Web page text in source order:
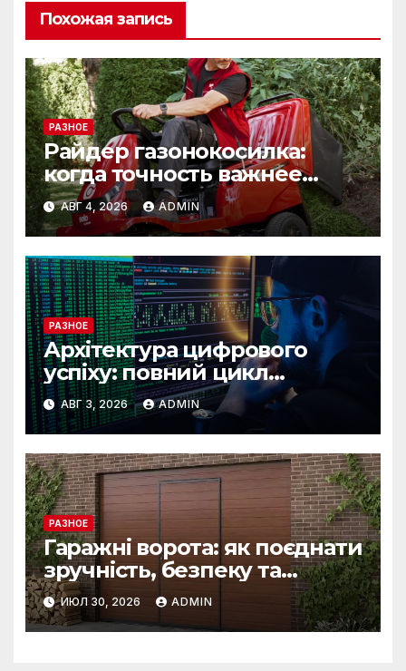
Похожая запись
РАЗНОЕ
Райдер газонокосилка:
когда точность важнее
скорости
АВГ 4, 2026 ADMIN
РАЗНОЕ
Архітектура цифрового
успіху: повний цикл
розробки від IST Group
АВГ 3, 2026 ADMIN
РАЗНОЕ
Гаражні ворота: як поєднати
зручність, безпеку та
довговічність
ИЮЛ 30, 2026 ADMIN